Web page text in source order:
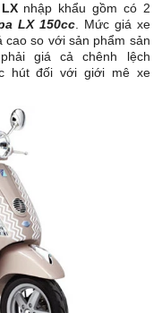
nhập khẩu gồm có 2
LX 150cc. Mức giá xe
cao so với sản phẩm sản
giá cả chênh lệch
hút đối với giới mê xe